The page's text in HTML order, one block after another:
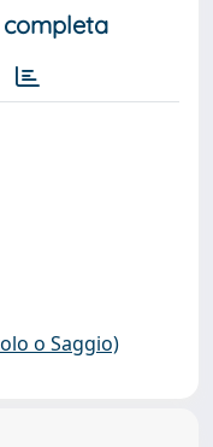
completa
o Saggio)